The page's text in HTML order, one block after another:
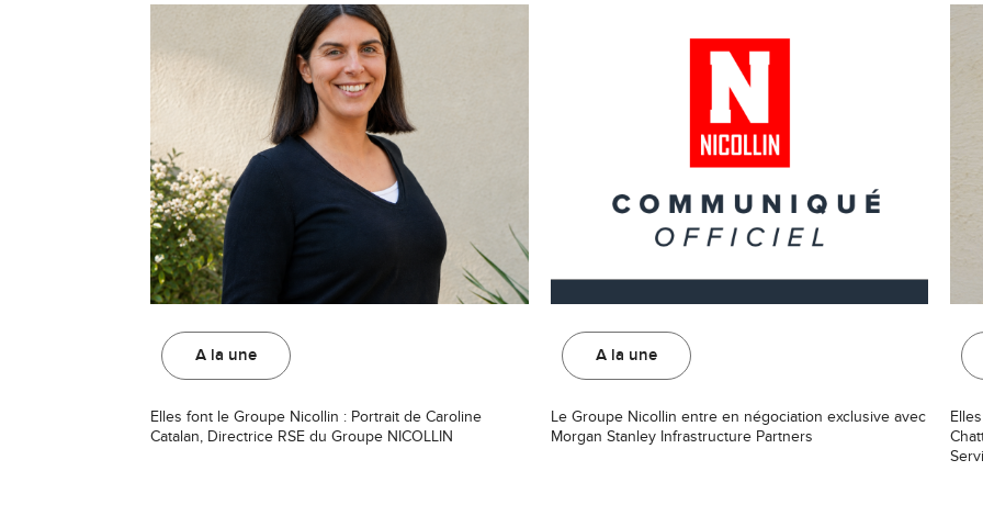
A la une
Elles font le Groupe Nicollin : Portrait de Caroline
Catalan, Directrice RSE du Groupe NICOLLIN
A la une
Le Groupe Nicollin entre en négociation exclusive avec
Morgan Stanley Infrastructure Partners